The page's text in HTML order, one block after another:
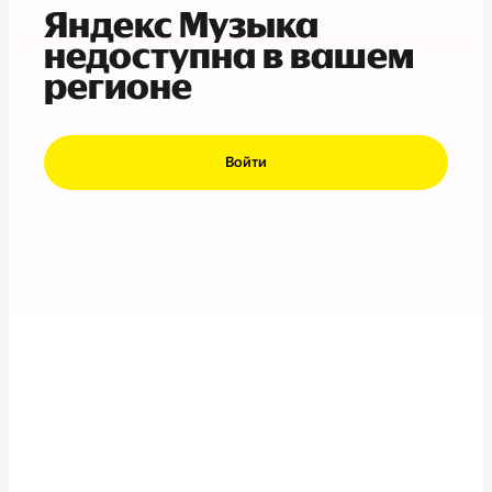
Яндекс Музыка
недоступна в вашем
регионе
Войти